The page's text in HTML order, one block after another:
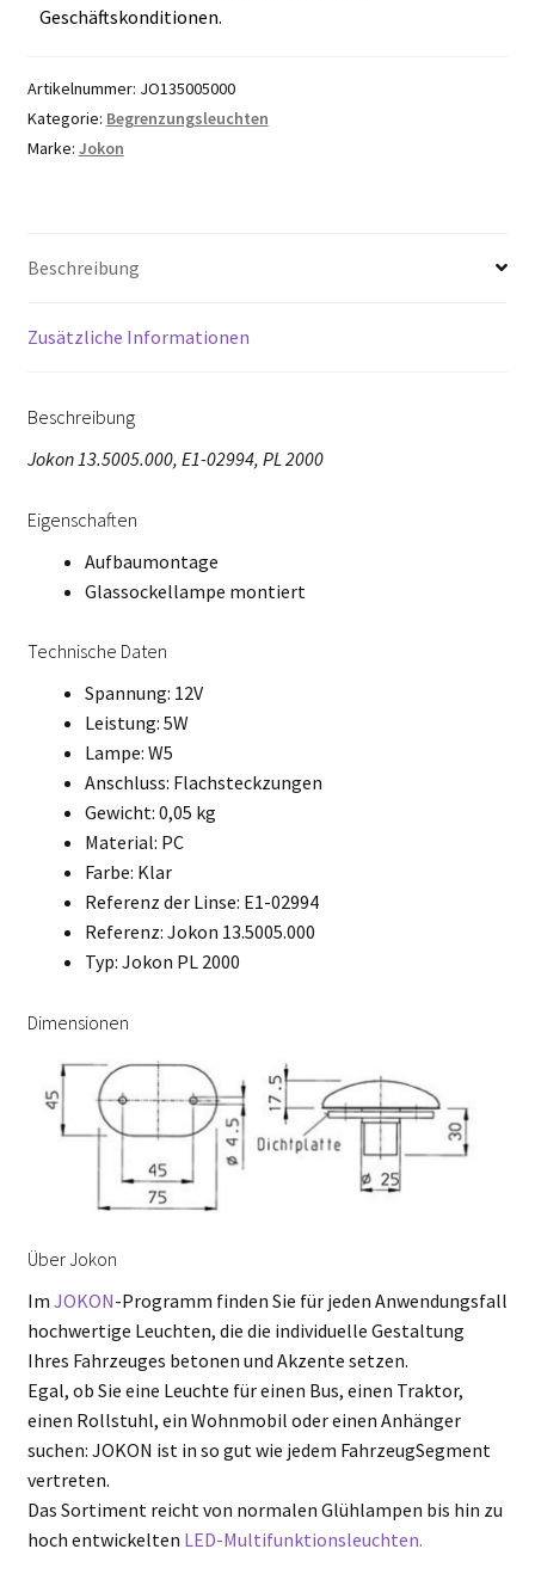
Geschäftskonditionen.
Artikelnummer: JO135005000
Kategorie: Begrenzungsleuchten
Marke: Jokon
Beschreibung
Zusätzliche Informationen
Beschreibung
Jokon 13.5005.000, E1-02994, PL 2000
Eigenschaften
Aufbaumontage
Glassockellampe montiert
Technische Daten
Spannung: 12V
Leistung: 5W
Lampe: W5
Anschluss: Flachsteckzungen
Gewicht: 0,05 kg
Material: PC
Farbe: Klar
Referenz der Linse: E1-02994
Referenz: Jokon 13.5005.000
Typ: Jokon PL 2000
Dimensionen
Über Jokon
Im JOKON-Programm finden Sie für jeden Anwendungsfall
hochwertige Leuchten, die die individuelle Gestaltung
Ihres Fahrzeuges betonen und Akzente setzen.
Egal, ob Sie eine Leuchte für einen Bus, einen Traktor,
einen Rollstuhl, ein Wohnmobil oder einen Anhänger
suchen: JOKON ist in so gut wie jedem FahrzeugSegment
vertreten.
Das Sortiment reicht von normalen Glühlampen bis hin zu
hoch entwickelten LED-Multifunktionsleuchten.